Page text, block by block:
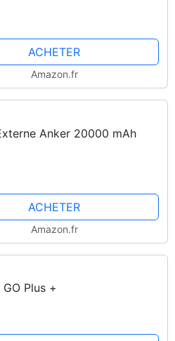
ACHETER
Amazon.fr
Anker 20000 mAh
ACHETER
Amazon.fr
Plus +